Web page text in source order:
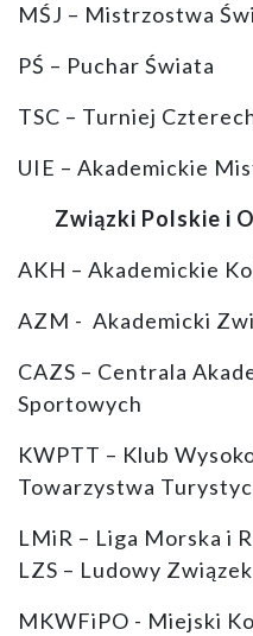
MŚJ – Mistrzostwa
PŚ – Puchar Świata
TSC – Turniej
UIE – Akademickie
Związki Polskie i
AKH – Akademickie
AZM - Akademicki
CAZS – Centrala
Sportowych
KWPTT – Klub
Towarzystwa
LMiR – Liga Morska i
LZS – Ludowy
MKWFiPO - Miejski